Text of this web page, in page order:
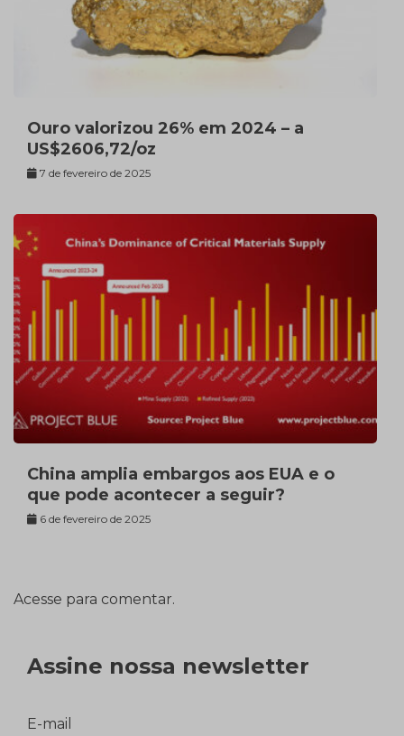
Ouro valorizou 26% em 2024 – a
US$2606,72/oz
7 de fevereiro de 2025
China amplia embargos aos EUA e o
que pode acontecer a seguir?
6 de fevereiro de 2025
Acesse para comentar.
Assine nossa newsletter
E-mail